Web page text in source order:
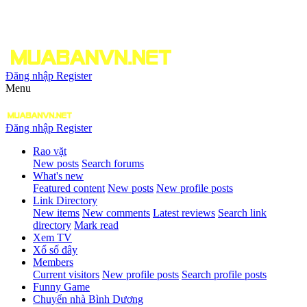
Đăng nhập Register
Menu
Đăng nhập Register
Rao vặt
New posts Search forums
What's new
Featured content New posts New profile posts
Link Directory
New items New comments Latest reviews Search link
directory Mark read
Xem TV
Xổ số đây
Members
Current visitors New profile posts Search profile posts
Funny Game
Chuyển nhà Bình Dương